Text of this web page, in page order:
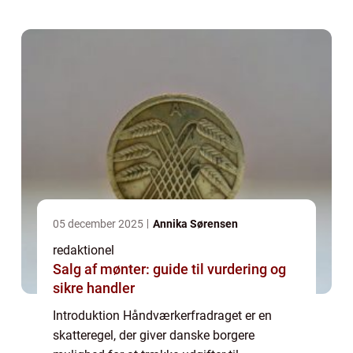
05 december 2025 Annika Sørensen
redaktionel
Salg af mønter: guide til vurdering og
sikre handler
Introduktion Håndværkerfradraget er en
skatteregel, der giver danske borgere